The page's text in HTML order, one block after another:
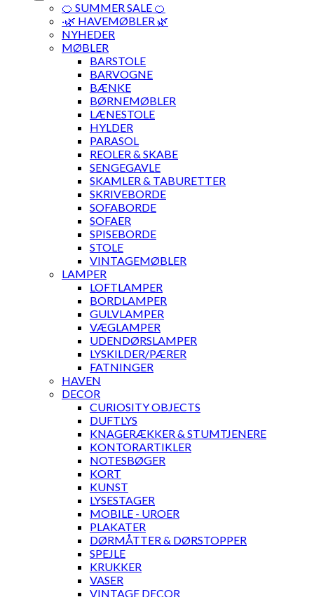
🍊 SUMMER SALE 🍊
·🌿 HAVEMØBLER 🌿
NYHEDER
MØBLER
BARSTOLE
BARVOGNE
BÆNKE
BØRNEMØBLER
LÆNESTOLE
HYLDER
PARASOL
REOLER & SKABE
SENGEGAVLE
SKAMLER & TABURETTER
SKRIVEBORDE
SOFABORDE
SOFAER
SPISEBORDE
STOLE
VINTAGEMØBLER
LAMPER
LOFTLAMPER
BORDLAMPER
GULVLAMPER
VÆGLAMPER
UDENDØRSLAMPER
LYSKILDER/PÆRER
FATNINGER
HAVEN
DECOR
CURIOSITY OBJECTS
DUFTLYS
KNAGERÆKKER & STUMTJENERE
KONTORARTIKLER
NOTESBØGER
KORT
KUNST
LYSESTAGER
MOBILE - UROER
PLAKATER
DØRMÅTTER & DØRSTOPPER
SPEJLE
KRUKKER
VASER
VINTAGE DECOR